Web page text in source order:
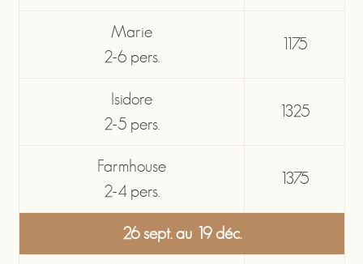
Marie
2-6 pers.
1175
Isidore
2-5 pers.
1325
Farmhouse
2-4 pers.
1375
26 sept. au 19 déc.